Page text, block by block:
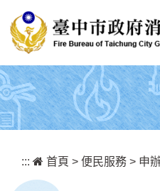
::: 首頁 > 便民服務 > 申